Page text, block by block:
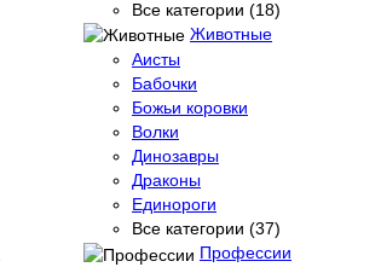
Все категории (18)
Животные
Аисты
Бабочки
Божьи коровки
Волки
Динозавры
Драконы
Единороги
Все категории (37)
Профессии